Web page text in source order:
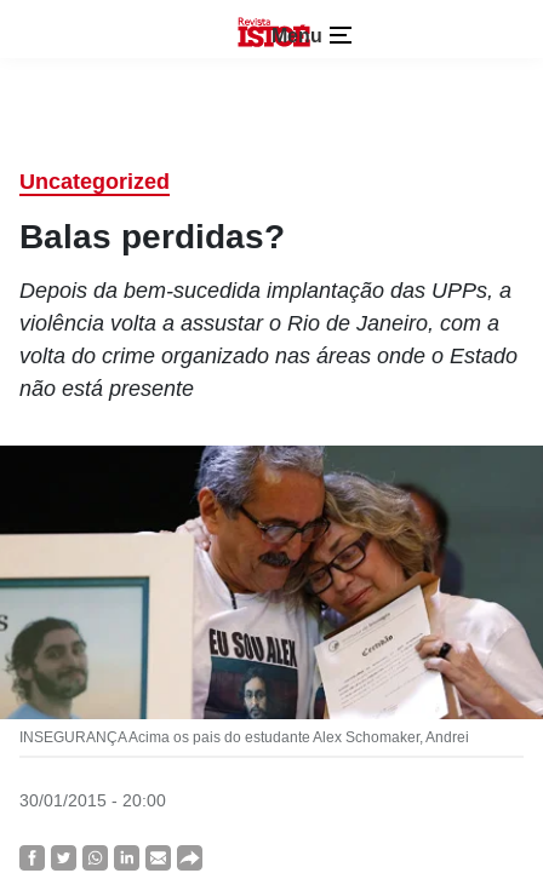
Menu
Uncategorized
Balas perdidas?
Depois da bem-sucedida implantação das UPPs, a
violência volta a assustar o Rio de Janeiro, com a
volta do crime organizado nas áreas onde o Estado
não está presente
INSEGURANÇA Acima os pais do estudante Alex Schomaker, Andrei
30/01/2015 - 20:00